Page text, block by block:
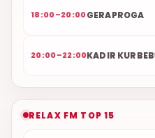
18:00–20:00GERA PROGA
20:00–22:00KAD IR KUR
RELAX FM TOP 15